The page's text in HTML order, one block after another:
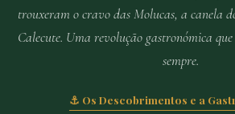
trouxeram o cravo das Molucas, a canela
Calecute. Uma revolução gastronómica
sempre.
⚓ Os Descobrimentos e a